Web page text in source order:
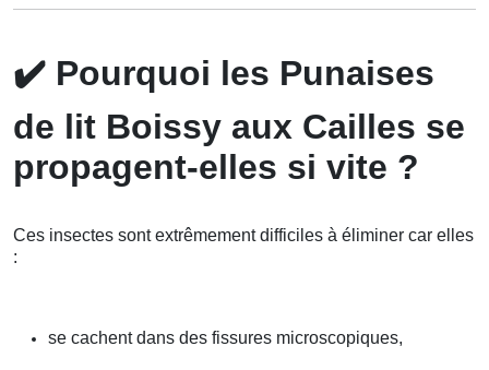
✔️ Pourquoi les Punaises
de lit Boissy aux Cailles se
propagent-elles si vite ?
Ces insectes sont extrêmement difficiles à éliminer car elles
:
se cachent dans des fissures microscopiques,